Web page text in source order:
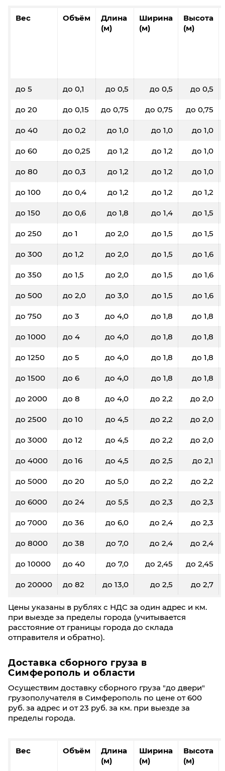
Вес Объём
Длина
(м)
Ширина
(м)
Высота
(м)
до 5 до 0,1 до 0,5 до 0,5 до 0,5
до 20 до 0,15 до 0,75 до 0,75 до 0,75
до 40 до 0,2 до 1,0 до 1,0 до 1,0
до 60 до 0,25 до 1,2 до 1,2 до 1,0
до 80 до 0,3 до 1,2 до 1,2 до 1,0
до 100 до 0,4 до 1,2 до 1,2 до 1,2
до 150 до 0,6 до 1,8 до 1,4 до 1,5
до 250 до 1 до 2,0 до 1,5 до 1,5
до 300 до 1,2 до 2,0 до 1,5 до 1,6
до 350 до 1,5 до 2,0 до 1,5 до 1,6
до 500 до 2,0 до 3,0 до 1,5 до 1,6
до 750 до 3 до 4,0 до 1,8 до 1,8
до 1000 до 4 до 4,0 до 1,8 до 1,8
до 1250 до 5 до 4,0 до 1,8 до 1,8
до 1500 до 6 до 4,0 до 1,8 до 1,8
до 2000 до 8 до 4,0 до 2,2 до 2,0
до 2500 до 10 до 4,5 до 2,2 до 2,0
до 3000 до 12 до 4,5 до 2,2 до 2,0
до 4000 до 16 до 4,5 до 2,5 до 2,1
до 5000 до 20 до 5,0 до 2,2 до 2,2
до 6000 до 24 до 5,5 до 2,3 до 2,3
до 7000 до 36 до 6,0 до 2,4 до 2,3
до 8000 до 38 до 7,0 до 2,4 до 2,4
до 10000 до 40 до 7,0 до 2,45 до 2,45
до 20000 до 82 до 13,0 до 2,5 до 2,7
Цены указаны в рублях с НДС за один адрес и км.
при выезде за пределы города (учитывается
расстояние от границы города до склада
отправителя и обратно).
Доставка сборного груза в
Симферополь и области
Осуществим доставку сборного груза "до двери"
грузополучателя в Симферополь по цене от 600
руб. за адрес и от 23 руб. за км. при выезде за
пределы города.
Вес Объём
Длина
(м)
Ширина
(м)
Высота
(м)